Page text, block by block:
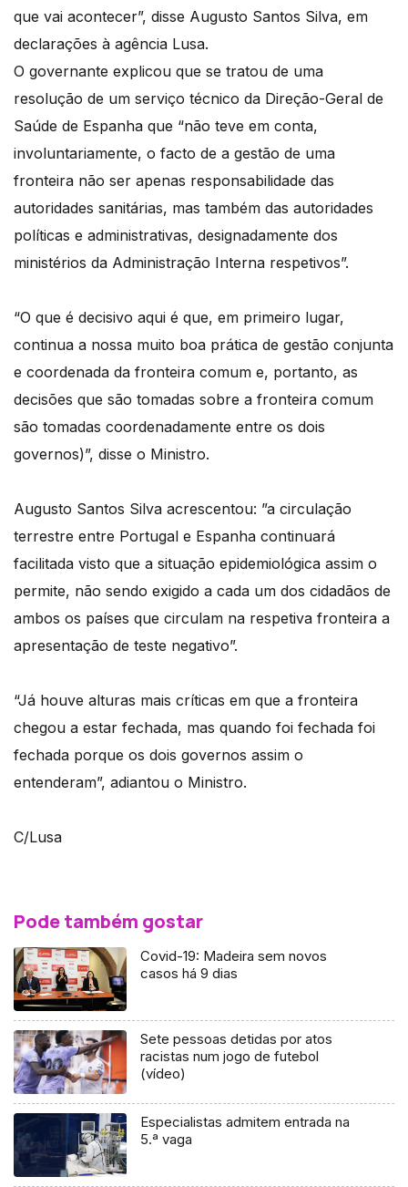
que vai acontecer”, disse Augusto Santos Silva, em
declarações à agência Lusa.
O governante explicou que se tratou de uma
resolução de um serviço técnico da Direção-Geral de
Saúde de Espanha que “não teve em conta,
involuntariamente, o facto de a gestão de uma
fronteira não ser apenas responsabilidade das
autoridades sanitárias, mas também das autoridades
políticas e administrativas, designadamente dos
ministérios da Administração Interna respetivos”.
“O que é decisivo aqui é que, em primeiro lugar,
continua a nossa muito boa prática de gestão conjunta
e coordenada da fronteira comum e, portanto, as
decisões que são tomadas sobre a fronteira comum
são tomadas coordenadamente entre os dois
governos)”, disse o Ministro.
Augusto Santos Silva acrescentou: ”a circulação
terrestre entre Portugal e Espanha continuará
facilitada visto que a situação epidemiológica assim o
permite, não sendo exigido a cada um dos cidadãos de
ambos os países que circulam na respetiva fronteira a
apresentação de teste negativo”.
“Já houve alturas mais críticas em que a fronteira
chegou a estar fechada, mas quando foi fechada foi
fechada porque os dois governos assim o
entenderam”, adiantou o Ministro.
C/Lusa
Pode também gostar
Covid-19: Madeira sem novos
casos há 9 dias
Sete pessoas detidas por atos
racistas num jogo de futebol
(vídeo)
Especialistas admitem entrada na
5.ª vaga